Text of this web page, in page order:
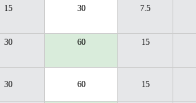
15 30 7.5
30 60 15
30 60 15